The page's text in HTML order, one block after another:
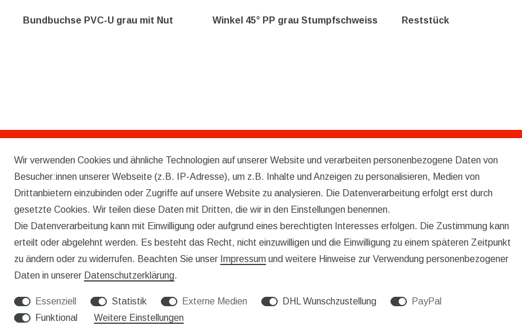
Bundbuchse PVC-U grau mit Nut Winkel 45° PP grau Stumpfschweiss Reststück
Rechtliches
AGB
WIDERRUFSRECHT
IMPRESSUM
DATENSCHUTZERKLÄRUNG
Service
KONTAKT
VERSAND
WIDERRUFSFORMULAR
Wir verwenden Cookies und ähnliche Technologien auf unserer Website und verarbeiten personenbezogene Daten von
Besucher:innen unserer Webseite (z.B. IP-Adresse), um z.B. Inhalte und Anzeigen zu personalisieren, Medien von
Drittanbietern einzubinden oder Zugriffe auf unsere Website zu analysieren. Die Datenverarbeitung erfolgt erst durch
gesetzte Cookies. Wir teilen diese Daten mit Dritten, die wir in den Einstellungen benennen.
Die Datenverarbeitung kann mit Einwilligung oder aufgrund eines berechtigten Interesses erfolgen. Die Zustimmung kann
erteilt oder abgelehnt werden. Es besteht das Recht, nicht einzuwilligen und die Einwilligung zu einem späteren Zeitpunkt
zu ändern oder zu widerrufen. Beachten Sie unser Impressum und weitere Hinweise zur Verwendung personenbezogener
Daten in unserer Daten­schutz­erklärung.
Essenziell Statistik Externe Medien DHL Wunschzustellung
PayPal
Funktional
Weitere Einstellungen